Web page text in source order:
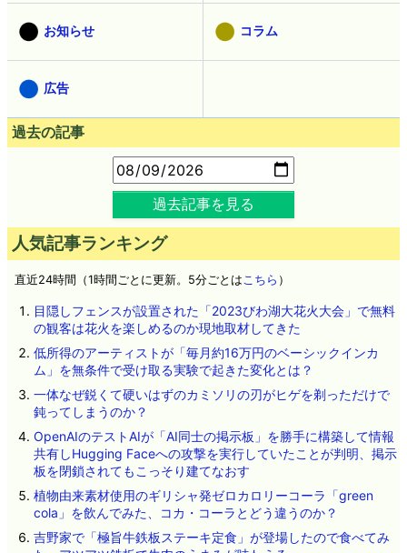
お知らせ コラム
広告
過去の記事
過去記事を見る
人気記事ランキング
直近24時間（1時間ごとに更新。5分ごとは こちら ）
目隠しフェンスが設置された「2023びわ湖大花火大会」で無料
の観客は花火を楽しめるのか現地取材してきた
低所得のアーティストが「毎月約16万円のベーシックインカ
ム」を無条件で受け取る実験で起きた変化とは？
一体なぜ鋭くて硬いはずのカミソリの刃がヒゲを剃っただけで
鈍ってしまうのか？
OpenAIのテストAIが「AI同士の掲示板」を勝手に構築して情報
共有しHugging Faceへの攻撃を実行していたことが判明、掲示
板を閉鎖されてもこっそり建てなおす
植物由来素材使用のギリシャ発ゼロカロリーコーラ「green
cola」を飲んでみた、コカ・コーラとどう違うのか？
吉野家で「極旨牛鉄板ステーキ定食」が登場したので食べてみ